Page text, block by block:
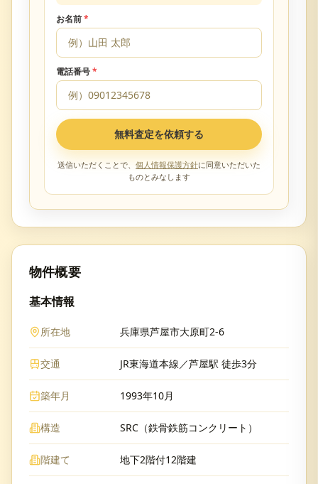
お名前*
電話番号*
無料査定を依頼する
送信いただくことで、 個人情報保護方針に同意いただいた
ものとみなします
物件概要
基本情報
所在地 兵庫県芦屋市大原町2-6
交通 JR東海道本線／芦屋駅 徒歩3分
築年月 1993年10月
構造 SRC（鉄骨鉄筋コンクリート）
階建て 地下2階付12階建